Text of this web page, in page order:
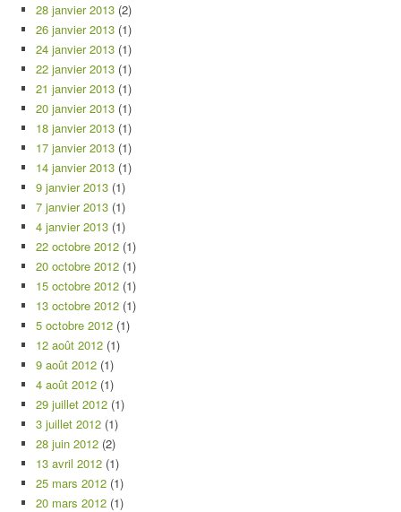
28 janvier 2013 (2)
26 janvier 2013 (1)
24 janvier 2013 (1)
22 janvier 2013 (1)
21 janvier 2013 (1)
20 janvier 2013 (1)
18 janvier 2013 (1)
17 janvier 2013 (1)
14 janvier 2013 (1)
9 janvier 2013 (1)
7 janvier 2013 (1)
4 janvier 2013 (1)
22 octobre 2012 (1)
20 octobre 2012 (1)
15 octobre 2012 (1)
13 octobre 2012 (1)
5 octobre 2012 (1)
12 août 2012 (1)
9 août 2012 (1)
4 août 2012 (1)
29 juillet 2012 (1)
3 juillet 2012 (1)
28 juin 2012 (2)
13 avril 2012 (1)
25 mars 2012 (1)
20 mars 2012 (1)